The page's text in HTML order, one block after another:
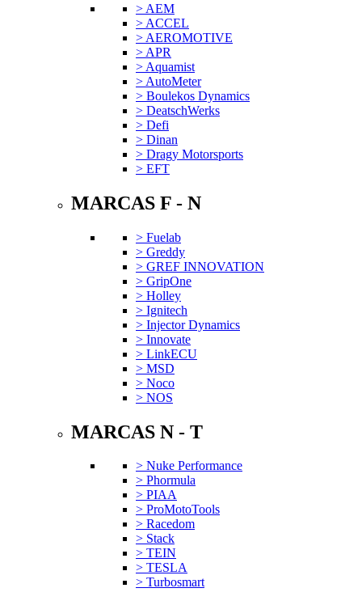
> AEM
> ACCEL
> AEROMOTIVE
> APR
> Aquamist
> AutoMeter
> Boulekos Dynamics
> DeatschWerks
> Defi
> Dinan
> Dragy Motorsports
> EFT
MARCAS F - N
> Fuelab
> Greddy
> GREF INNOVATION
> GripOne
> Holley
> Ignitech
> Injector Dynamics
> Innovate
> LinkECU
> MSD
> Noco
> NOS
MARCAS N - T
> Nuke Performance
> Phormula
> PIAA
> ProMotoTools
> Racedom
> Stack
> TEIN
> TESLA
> Turbosmart